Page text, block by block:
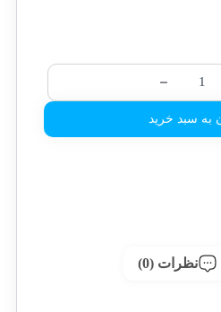
به سبد خرید
نظرات (0)